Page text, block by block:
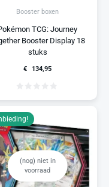
Booster boxen
TCG: Journey
Booster Display 18
stuks
€ 134,95
(nog) niet in
voorraad